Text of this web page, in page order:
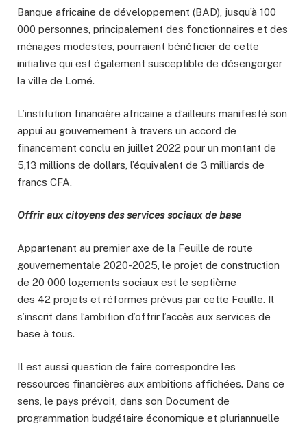
Banque africaine de développement (BAD), jusqu’à 100
000 personnes, principalement des fonctionnaires et des
ménages modestes, pourraient bénéficier de cette
initiative qui est également susceptible de désengorger
la ville de Lomé.
L’institution financière africaine a d’ailleurs manifesté son
appui au gouvernement à travers un accord de
financement conclu en juillet 2022 pour un montant de
5,13 millions de dollars, l’équivalent de 3 milliards de
francs CFA.
Offrir aux citoyens des services sociaux de base
Appartenant au premier axe de la Feuille de route
gouvernementale 2020-2025, le projet de construction
de 20 000 logements sociaux est le septième
des 42 projets et réformes prévus par cette Feuille. Il
s’inscrit dans l’ambition d’offrir l’accès aux services de
base à tous.
Il est aussi question de faire correspondre les
ressources financières aux ambitions affichées. Dans ce
sens, le pays prévoit, dans son Document de
programmation budgétaire économique et pluriannuelle